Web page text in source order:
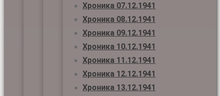
Хроника 07.12.1941
Хроника 08.12.1941
Хроника 09.12.1941
Хроника 10.12.1941
Хроника 11.12.1941
Хроника 12.12.1941
Хроника 13.12.1941